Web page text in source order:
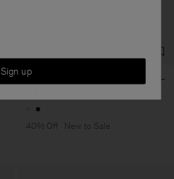
Claire Cotton Shorts
40% Off New to Sale
Sign up